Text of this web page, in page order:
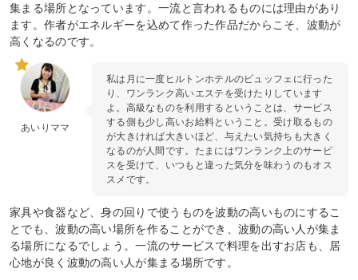
集まる場所となっています。一流と言われるものには理由があり
ます。作者がエネルギーを込めて作った作品だからこそ、波動が
高くなるのです。
あいりママ
私は月に一度ヒルトンホテルのビュッフェに行った
り、ワンランク高いエステを受けたりしています
よ。高級なものを利用するということは、サービス
する側も少し高いお給料ということ。受け取るもの
が大きければ大きいほど、与えたい気持ちも大きく
なるのが人間です。たまにはワンランク上のサービ
スを受けて、いつもと違った気分を味わうのもオス
スメです。
家具や食器など、身の回りで使うものを波動の高いものにするこ
とでも、波動の高い場所を作ることができ、波動の高い人が集ま
る場所になるでしょう。一流のサービスで料理を出すお店も、居
心地が良く波動の高い人が集まる場所です。